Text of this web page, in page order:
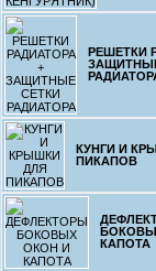
РЕШЕТКИ
КУНГИ И
ПИКАПОВ
КАПОТА